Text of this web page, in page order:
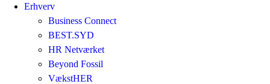
Erhverv
Business Connect
BEST.SYD
HR Netværket
Beyond Fossil
VækstHER